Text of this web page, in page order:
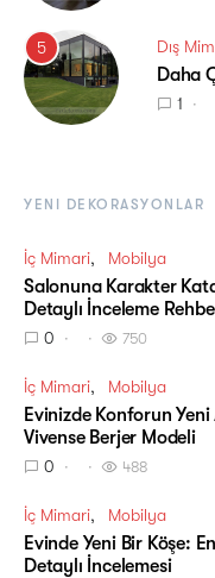
5 Dış
Daha
1
YENI DEKORASYONLAR
İç Mimari Mobilya
Salonuna Karakter
Detaylı İnceleme
0 750
İç Mimari Mobilya
Evinizde Konforun
Vivense Berjer Modeli
0 488
İç Mimari Mobilya
Evinde Yeni Bir Köşe:
Detaylı İncelemesi